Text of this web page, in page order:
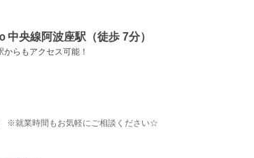
央線阿波座駅（徒歩 7分）
らもアクセス可能！
※就業時間もお気軽にご相談ください☆